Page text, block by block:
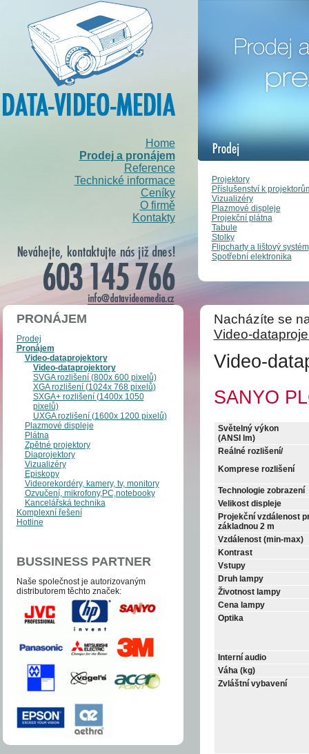
Home
Prodej a pronájem
Reference
Technické informace
Ceníky
O firmě
Kontakty
Projektory
Příslušenství k
Vizualizéry
Plazmové displeje
Projekční plátna
Tabule
Stolky
Flipcharty a lištový systém
Spotřební elektronika
PRONÁJEM
Prodej
Pronájem
Video-dataprojektory
Video-dataprojektory
SVGA rozlišení (800x 600 pixelů)
XGA rozlišení (1024x 768 pixelů)
SXGA+ rozlišení (1400x 1050
pixelů)
UXGA rozlišení (1600x 1200 pixelů)
Plazmové displeje
Plátna
Zpětné projektory
Diaprojektory
Vizualizéry
Episkopy
Videorekordéry, kamery, tv, monitory
Ozvučení, mikrofony,PC,notebooky
Kancelářská technika
Komplexní řešení
Hotline
BUSSINESS PARTNER
Naše společnost je auto­­ri­zo­va­ným
distri­bu­to­­rem těchto zna­ček:
Nacházíte se
Video-
Video-
SANYO
Světelný výkon
(ANSI lm)
Reálné rozlišení/
Komprese rozlišení
Technologie zobrazení
Velikost displeje
Projekční vzdálenost
základnou 2 m
Vzdálenost (min-max)
Kontrast
Vstupy
Druh lampy
Životnost lampy
Cena lampy
Optika
Interní audio
Váha (kg)
Zvláštní vybavení